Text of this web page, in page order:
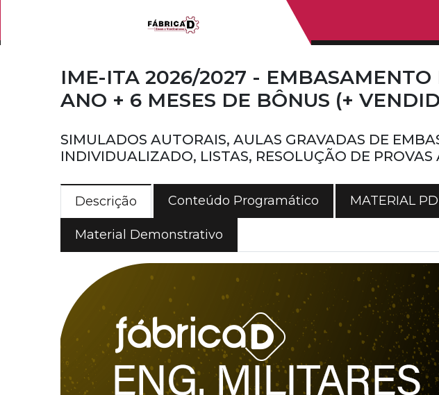
IME-ITA 2026/2027 - EMBASAMENTO
ANO + 6 MESES DE BÔNUS (+
SIMULADOS AUTORAIS, AULAS GRAVADAS DE
INDIVIDUALIZADO, LISTAS, RESOLUÇÃO DE
Descrição Conteúdo Programático MATERIAL
Material Demonstrativo